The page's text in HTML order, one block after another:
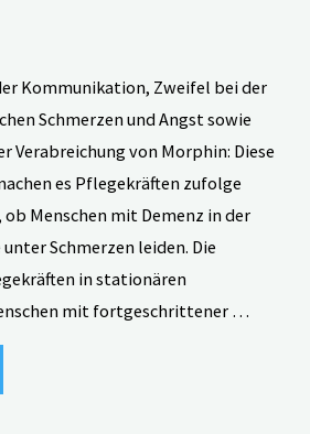
Kommunikation, Zweifel bei der
Schmerzen und Angst sowie
Verabreichung von Morphin: Diese
es Pflegekräften zufolge
Menschen mit Demenz in der
Schmerzen leiden. Die
in stationären
mit fortgeschrittener …